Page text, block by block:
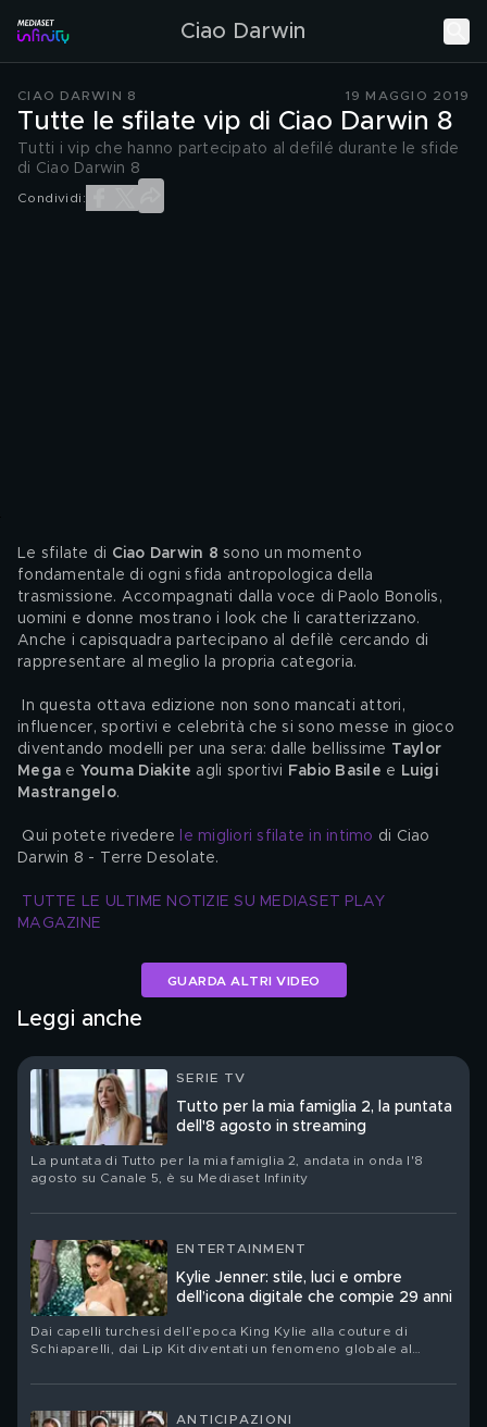
Ciao Darwin
CIAO DARWIN 8 19 MAGGIO 2019
Tutte le sfilate vip di Ciao Darwin 8
Tutti i vip che hanno partecipato al defilé durante le sfide
di Ciao Darwin 8
Condividi:
Le sfilate di Ciao Darwin 8 sono un momento
fondamentale di ogni sfida antropologica della
trasmissione. Accompagnati dalla voce di Paolo Bonolis,
uomini e donne mostrano i look che li caratterizzano.
Anche i capisquadra partecipano al defilè cercando di
rappresentare al meglio la propria categoria.
influencer, sportivi e celebrità che si sono messe in gioco
diventando modelli per una sera: dalle bellissime Taylor
Mega e Youma Diakite agli sportivi Fabio Basile e Luigi
Mastrangelo.
Qui potete rivedere le migliori sfilate in intimo di Ciao
Darwin 8 - Terre Desolate.
TUTTE LE ULTIME NOTIZIE SU MEDIASET PLAY
MAGAZINE
GUARDA ALTRI VIDEO
Leggi anche
SERIE TV
Tutto per la mia famiglia 2, la puntata
dell'8 agosto in streaming
La puntata di Tutto per la mia famiglia 2, andata in onda l'8
agosto su Canale 5, è su Mediaset Infinity
ENTERTAINMENT
Kylie Jenner: stile, luci e ombre
dell’icona digitale che compie 29 anni
Dai capelli turchesi dell’epoca King Kylie alla couture di
Schiaparelli, dai Lip Kit diventati un fenomeno globale al
compleanno. Ritratto di una star che ha trasformato la propria
contraddizioni
ANTICIPAZIONI